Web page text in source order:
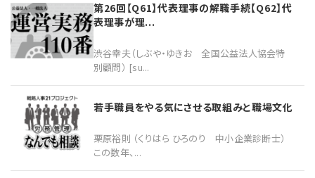
第26回【Q61】代表理事の解職手続【Q62】代
表理事が理...
渋谷幸夫（しぶや・ゆきお 全国公益法人協会特
別顧問） [su...
若手職員をやる気にさせる取組みと職場文化
栗原裕則 （くりはら ひろのり 中小企業診断士）
この数年、...